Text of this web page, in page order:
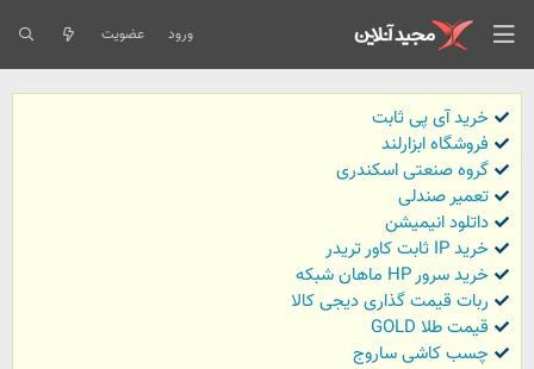
ورود عضویت
خرید آی پی ثابت
فروشگاه ابزارلند
گروه صنعتی اسکندری
تعمیر صندلی
داتلود انیمیشن
خرید IP ثابت کاور تریدر
خرید سرور HP ماهان شبکه
ربات قیمت گذاری دیجی کالا
قیمت طلا GOLD
چسب کاشی ساروج